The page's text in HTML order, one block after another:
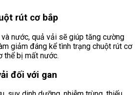
rút cơ bắp
nước, quả vải sẽ giúp tăng cường
giảm đáng kể tình trạng chuột rút cơ
thể bị mất nước.
đối với gan